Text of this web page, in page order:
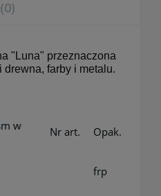
"Luna" przeznaczona
farby i metalu.
w
Nr art. Opak.
frp